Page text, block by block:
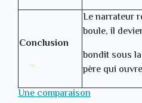
Conclusion
Le narrateur
boule, il
bondit sous
père qui
Une comparaison